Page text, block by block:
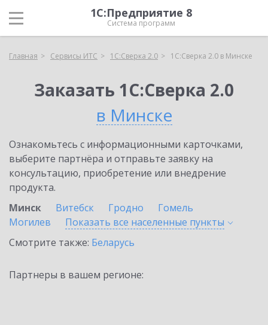
1С:Предприятие 8
Система программ
Главная Сервисы ИТС 1С:Сверка 2.0 1С:Сверка 2.0 в Минске
Заказать 1С:Сверка 2.0
в Минске
Ознакомьтесь с информационными карточками,
выберите партнёра и отправьте заявку на
консультацию, приобретение или внедрение
продукта.
Минск
Витебск Гродно
Гомель
Могилев
Показать все населенные пункты
Смотрите также: Беларусь
Партнеры в вашем регионе: